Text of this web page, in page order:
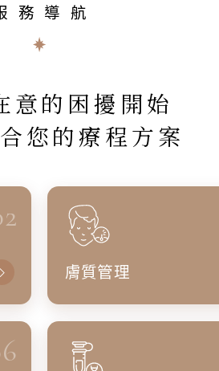
務導航
意的困擾開始
您的療程方案
膚質管理